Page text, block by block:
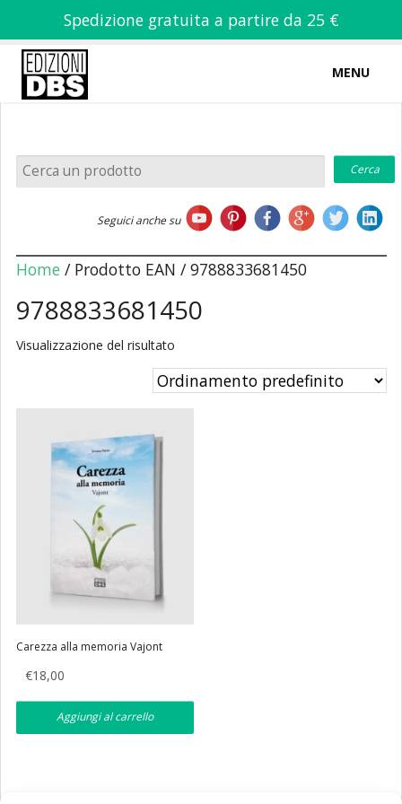
Spedizione gratuita a partire da 25 €
MENU
Home
Chi siamo
Libri
Seguici anche su
Home/ Prodotto EAN / 9788833681450
9788833681450
Visualizzazione del risultato
Carezza alla memoria Vajont
€18,00
Aggiungi al carrello